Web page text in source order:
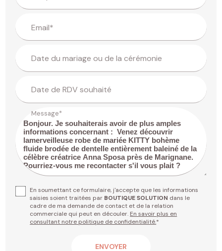
Email*
Date du mariage ou de la cérémonie
Date de RDV souhaité
Message*
En soumettant ce formulaire, j'accepte que les informations
saisies soient traitées par BOUTIQUE SOLUTION dans le
cadre de ma demande de contact et de la relation
commerciale qui peut en découler. En savoir plus en
consultant notre politique de confidentialité.*